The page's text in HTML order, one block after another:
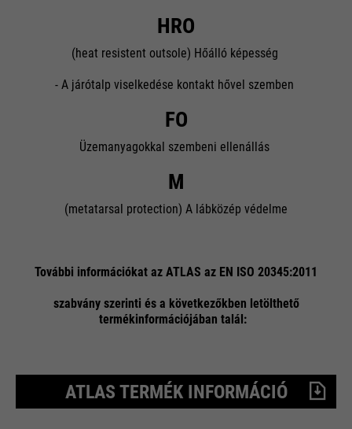
HRO
(heat resistent outsole) Hőálló képesség
- A járótalp viselkedése kontakt hővel szemben
FO
Üzemanyagokkal szembeni ellenállás
M
(metatarsal protection) A lábközép védelme
További információkat az ATLAS az EN ISO 20345:2011
szabvány szerinti és a következőkben letölthető
termékinformációjában talál:
ATLAS TERMÉK INFORMÁCIÓ